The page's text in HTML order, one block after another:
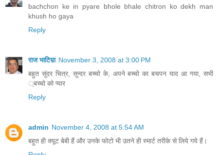
bachchon ke in pyare bhole bhale chitron ko dekh man
khush ho gaya
Reply
राज भाटिय़ा November 3, 2008 at 3:00 PM
बहुत सुंदर चित्र, सुन्दर बच्चो के, अपने बच्चो का बचपन याद आ गया, सभी
्बच्चो को प्यार
Reply
admin November 4, 2008 at 5:54 AM
बहुत ही क्‍यूट बेबी हैं और उनके फोटो भी उतने ही स्‍मार्ट तरीके से लिये गये हैं।